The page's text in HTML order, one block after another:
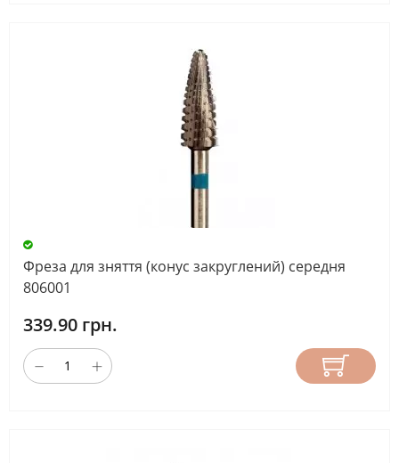
Фреза для зняття (конус закруглений) середня
806001
339.90 грн.